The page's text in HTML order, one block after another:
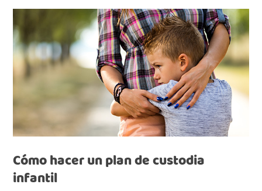
Cómo hacer un plan de custodia
infantil